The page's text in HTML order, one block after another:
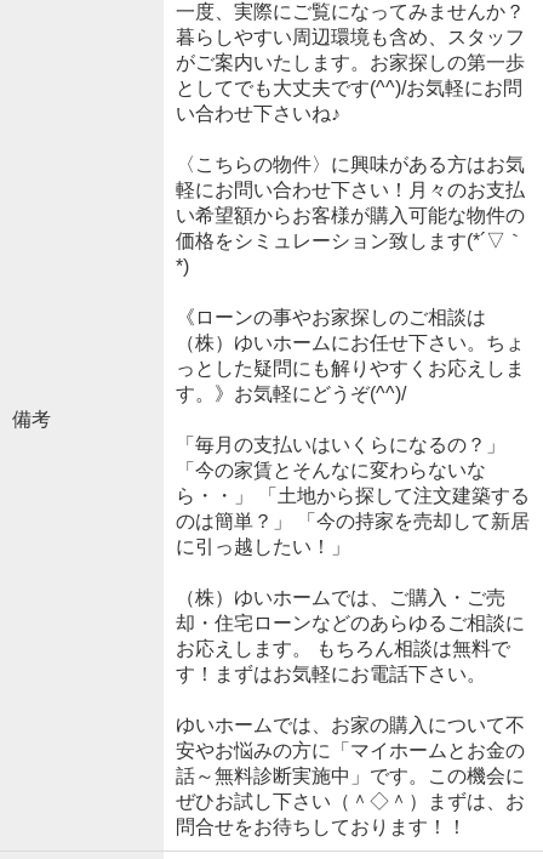
備考
一度、実際にご覧になってみませんか？
暮らしやすい周辺環境も含め、スタッフ
がご案内いたします。お家探しの第一歩
としてでも大丈夫です(^^)/お気軽にお問
い合わせ下さいね♪
〈こちらの物件〉に興味がある方はお気
軽にお問い合わせ下さい！月々のお支払
い希望額からお客様が購入可能な物件の
価格をシミュレーション致します(*´▽｀
*)
《ローンの事やお家探しのご相談は
（株）ゆいホームにお任せ下さい。ちょ
っとした疑問にも解りやすくお応えしま
す。》お気軽にどうぞ(^^)/
「毎月の支払いはいくらになるの？」
「今の家賃とそんなに変わらないな
ら・・」 「土地から探して注文建築する
のは簡単？」 「今の持家を売却して新居
に引っ越したい！」
（株）ゆいホームでは、ご購入・ご売
却・住宅ローンなどのあらゆるご相談に
お応えします。 もちろん相談は無料で
す！まずはお気軽にお電話下さい。
ゆいホームでは、お家の購入について不
安やお悩みの方に「マイホームとお金の
話～無料診断実施中」です。この機会に
ぜひお試し下さい（＾◇＾）まずは、お
問合せをお待ちしております！！